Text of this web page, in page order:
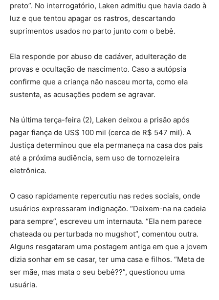
preto”. No interrogatório, Laken admitiu que havia dado à
luz e que tentou apagar os rastros, descartando
suprimentos usados no parto junto com o bebê.
Ela responde por abuso de cadáver, adulteração de
provas e ocultação de nascimento. Caso a autópsia
confirme que a criança não nasceu morta, como ela
sustenta, as acusações podem se agravar.
Na última terça-feira (2), Laken deixou a prisão após
pagar fiança de US$ 100 mil (cerca de R$ 547 mil). A
Justiça determinou que ela permaneça na casa dos pais
até a próxima audiência, sem uso de tornozeleira
eletrônica.
O caso rapidamente repercutiu nas redes sociais, onde
usuários expressaram indignação. “Deixem-na na cadeia
para sempre”, escreveu um internauta. “Ela nem parece
chateada ou perturbada no mugshot”, comentou outra.
Alguns resgataram uma postagem antiga em que a jovem
dizia sonhar em se casar, ter uma casa e filhos. “Meta de
ser mãe, mas mata o seu bebê??”, questionou uma
usuária.